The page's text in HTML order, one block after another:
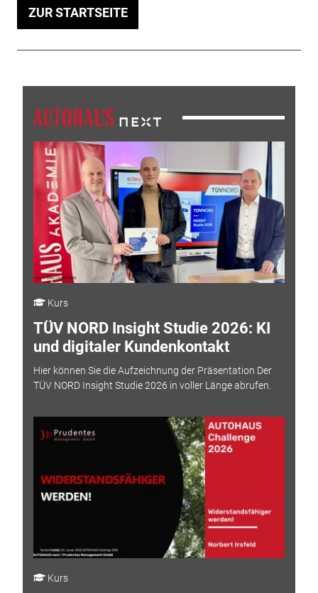
ZUR STARTSEITE
Kurs
TÜV NORD Insight Studie 2026: KI
und digitaler Kundenkontakt
Hier können Sie die Aufzeichnung der Präsentation Der
TÜV NORD Insight Studie 2026 in voller Länge abrufen.
Kurs